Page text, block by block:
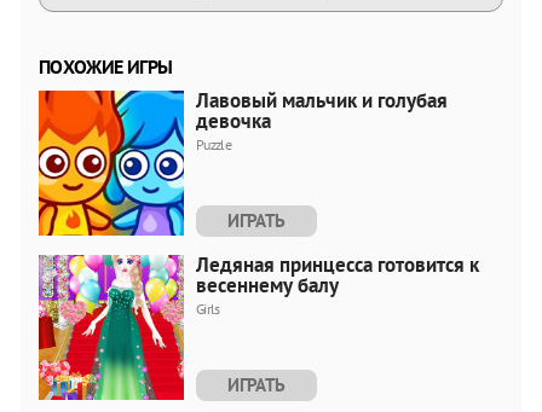
ПОХОЖИЕ ИГРЫ
Лавовый мальчик и голубая
девочка
Puzzle
ИГРАТЬ
Ледяная принцесса готовится к
весеннему балу
Girls
ИГРАТЬ